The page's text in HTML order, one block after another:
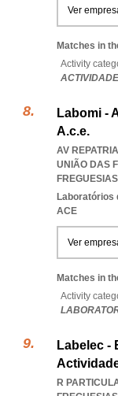
Ver
Matches in
Activity
Labomi -
A.c.e.
AV
UNIÃO DAS
Laboratórios
ACE
Ver
Matches in
Activity
Labelec -
R